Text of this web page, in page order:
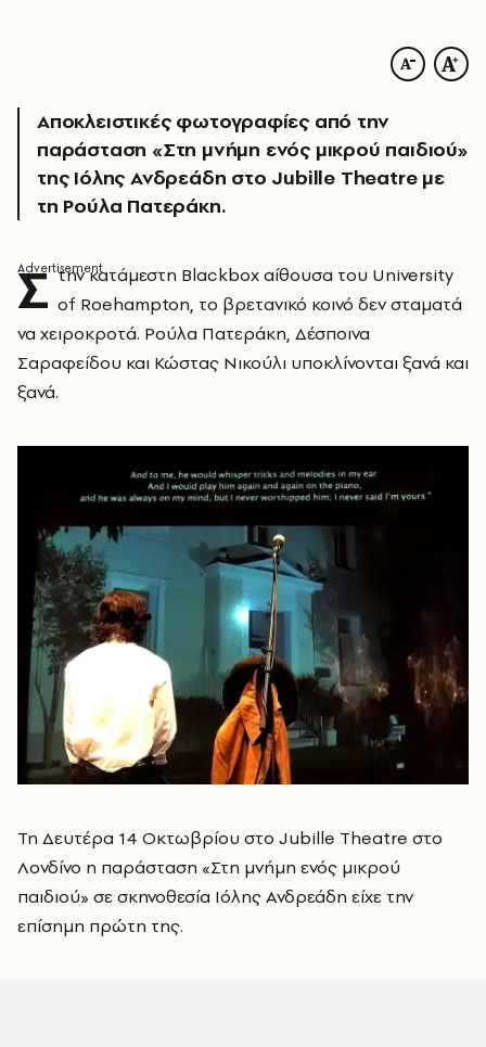
Αποκλειστικές φωτογραφίες από την
παράσταση «Στη μνήμη ενός μικρού παιδιού»
της Ιόλης Ανδρεάδη στο Jubille Theatre με
τη Ρούλα Πατεράκη.
Σ την κατάμεστη Blackbox αίθουσα του University
of Roehampton, το βρετανικό κοινό δεν σταματά
να χειροκροτά. Ρούλα Πατεράκη, Δέσποινα
Σαραφείδου και Κώστας Νικούλι υποκλίνονται ξανά και
ξανά.
Τη Δευτέρα 14 Οκτωβρίου στο Jubille Theatre στο
Λονδίνο η παράσταση «Στη μνήμη ενός μικρού
παιδιού» σε σκηνοθεσία Ιόλης Ανδρεάδη είχε την
επίσημη πρώτη της.